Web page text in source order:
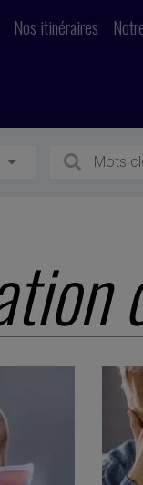
Nos itinéraires